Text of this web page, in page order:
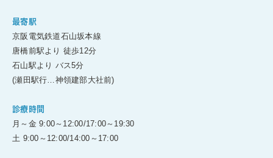
最寄駅
京阪電気鉄道石山坂本線
唐橋前駅より 徒歩12分
石山駅より バス5分
(瀬田駅行…神領建部大社前)
診療時間
月～金 9:00～12:00/17:00～19:30
土 9:00～12:00/14:00～17:00